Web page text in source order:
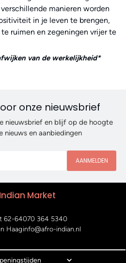
manieren worden
in je leven te brengen,
ruimen en zegeningen vrijer te
van de werkelijkheid*
onze nieuwsbrief
nieuwsbrief en blijf op de hoogte
nieuws en aanbiedingen
AANMELDEN
Market
62-64
Haag
070 364 5340
info@afro-indian.nl